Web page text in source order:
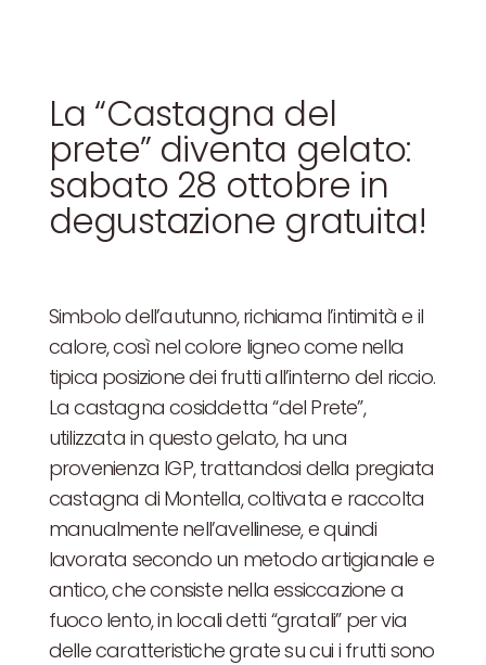
La “Castagna del
prete” diventa gelato:
sabato 28 ottobre in
degustazione gratuita!
Simbolo dell’autunno, richiama l’intimità e il
calore, così nel colore ligneo come nella
tipica posizione dei frutti all’interno del riccio.
La castagna cosiddetta “del Prete”,
utilizzata in questo gelato, ha una
provenienza IGP, trattandosi della pregiata
castagna di Montella, coltivata e raccolta
manualmente nell’avellinese, e quindi
lavorata secondo un metodo artigianale e
antico, che consiste nella essiccazione a
fuoco lento, in locali detti “gratali” per via
delle caratteristiche grate su cui i frutti sono